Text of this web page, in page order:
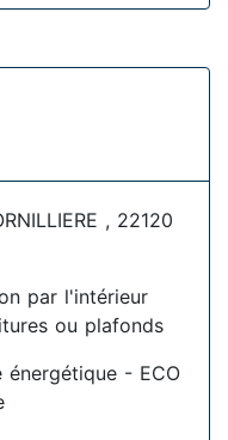
, 22120
par l'intérieur
ou plafonds
énergétique - ECO